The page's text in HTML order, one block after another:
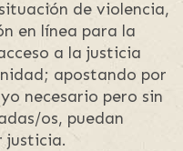
de violencia,
en línea para la
a la justicia
apostando por
necesario pero sin
os, puedan
justicia.